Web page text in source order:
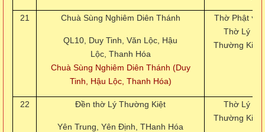
21 Chuà Sùng Nghiêm Diên Thánh
QL10, Duy Tinh, Văn Lộc, Hậu
Lộc, Thanh Hóa
Chuà Sùng Nghiêm Diên Thánh (Duy
Tinh, Hậu Lộc, Thanh Hóa)
Thờ Phật và
Thờ Lý
Thường Kiệt
22 Đền thờ Lý Thường Kiệt
Yên Trung, Yên Định, THanh Hóa
Thờ Lý
Thường Kiệt